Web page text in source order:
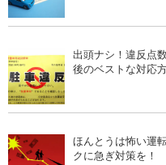
出頭ナシ！違反点
後のベストな対応
ほんとうは怖い運
クに急ぎ対策を！